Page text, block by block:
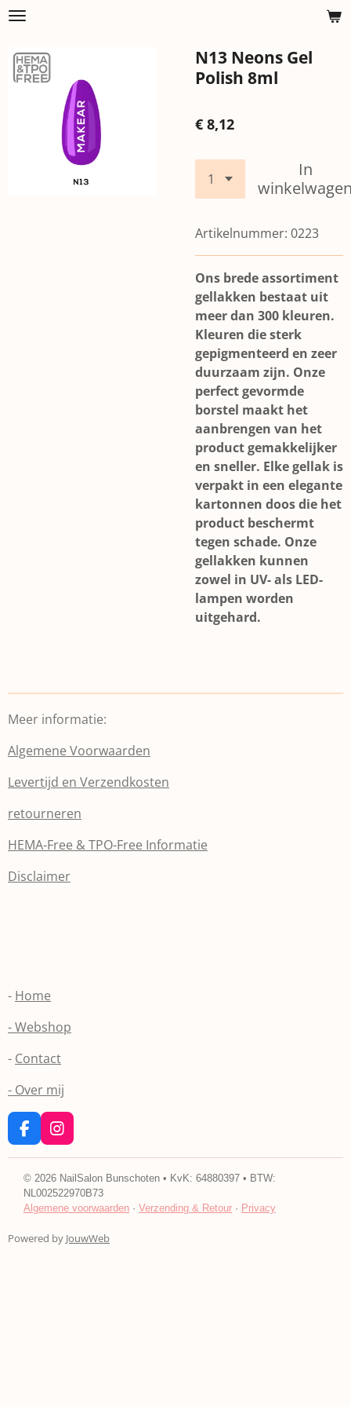
Ga
naar
de
hoofdinhoud
N13 Neons Gel
Polish 8ml
€ 8,12
In
Artikelnummer: 0223
Ons brede assortiment
gellakken bestaat uit
meer dan 300 kleuren.
Kleuren die sterk
gepigmenteerd en zeer
duurzaam zijn. Onze
perfect gevormde
borstel maakt het
aanbrengen van het
product gemakkelijker
en sneller. Elke gellak is
verpakt in een elegante
kartonnen doos die het
product beschermt
tegen schade. Onze
gellakken kunnen
zowel in UV- als LED-
lampen worden
uitgehard.
Meer informatie:
Algemene Voorwaarden
Levertijd en Verzendkosten
retourneren
HEMA-Free & TPO-Free Informatie
Disclaimer
- Home
- Webshop
- Contact
- Over mij
F
a
c
e
b
o
k
I
n
s
t
a
g
a
© 2026 NailSalon Bunschoten • KvK: 64880397 • BTW:
NL002522970B73
Algemene voorwaarden · Verzending & Retour · Privacy
Powered by JouwWeb